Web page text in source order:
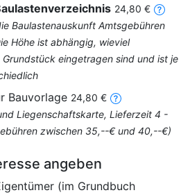
24,80 €
Baulastenauskunft Amtsgebühren
Höhe ist abhängig, wieviel
eingetragen sind und ist je
Bauvorlage 24,80 €
Liegenschaftskarte, Lieferzeit 4 -
zwischen 35,--€ und 40,--€)
angeben
(im Grundbuch